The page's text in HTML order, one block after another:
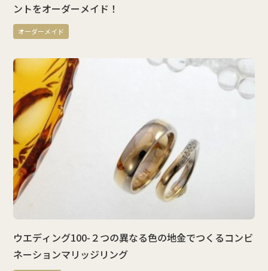
ントをオーダーメイド！
オーダーメイド
ウエディング100-２つの異なる色の地金でつくるコンビ
ネーションマリッジリング